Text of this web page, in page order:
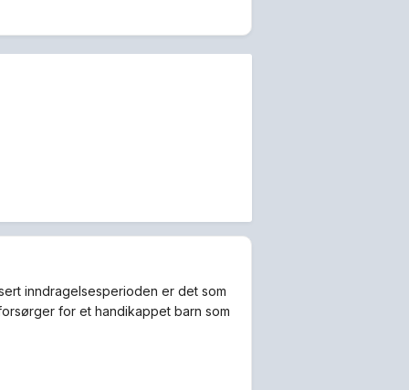
inndragelsesperioden er det som
for et handikappet barn som